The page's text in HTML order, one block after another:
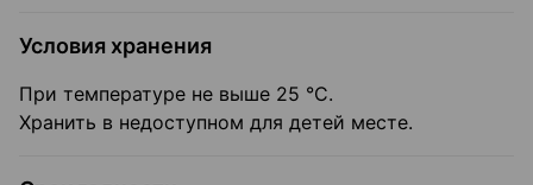
Условия хранения
При температуре не выше 25 °С.
Хранить в недоступном для детей месте.